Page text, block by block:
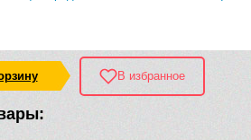
В избранное